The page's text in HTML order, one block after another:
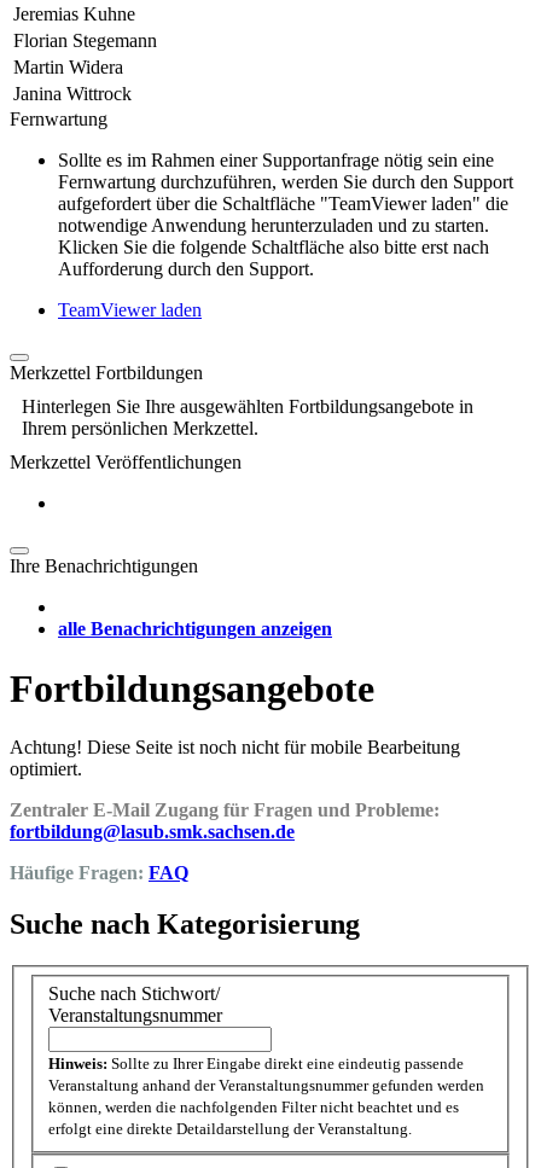
Jeremias Kuhne
Florian Stegemann
Martin Widera
Janina Wittrock
Fernwartung
Sollte es im Rahmen einer Supportanfrage nötig sein eine
Fernwartung durchzuführen, werden Sie durch den Support
aufgefordert über die Schaltfläche "TeamViewer laden" die
notwendige Anwendung herunterzuladen und zu starten.
Klicken Sie die folgende Schaltfläche also bitte erst nach
Aufforderung durch den Support.
TeamViewer laden
Merkzettel Fortbildungen
Hinterlegen Sie Ihre ausgewählten Fortbildungsangebote in
Ihrem persönlichen Merkzettel.
Merkzettel Veröffentlichungen
Ihre Benachrichtigungen
alle Benachrichtigungen anzeigen
Fortbildungsangebote
Achtung! Diese Seite ist noch nicht für mobile Bearbeitung
optimiert.
Zentraler E-Mail Zugang für Fragen und Probleme:
fortbildung@lasub.smk.sachsen.de
Häufige Fragen: FAQ
Suche nach Kategorisierung
Suche nach Stichwort/
Veranstaltungsnummer
Hinweis: Sollte zu Ihrer Eingabe direkt eine eindeutig passende
Veranstaltung anhand der Veranstaltungsnummer gefunden werden
können, werden die nachfolgenden Filter nicht beachtet und es
erfolgt eine direkte Detaildarstellung der Veranstaltung.